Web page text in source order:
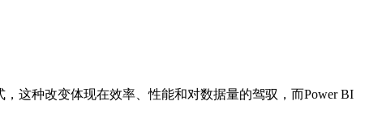
这种改变体现在效率、性能和对数据量的驾驭，而Power BI